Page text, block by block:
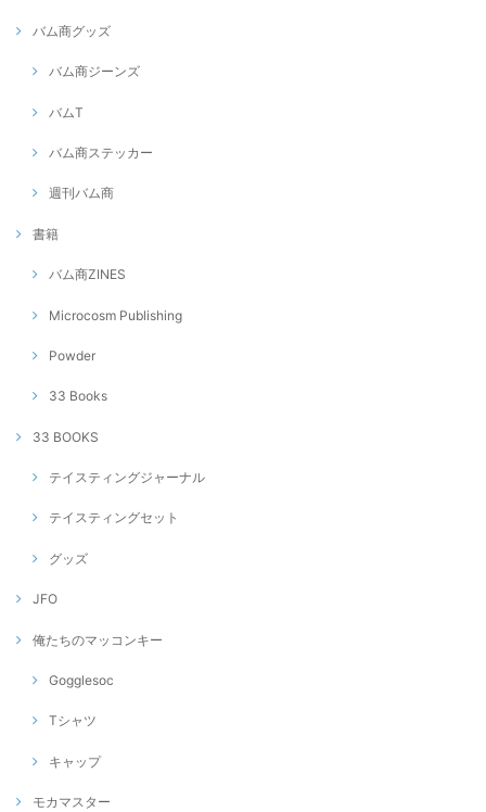
バム商グッズ
バム商ジーンズ
バムT
バム商ステッカー
週刊バム商
書籍
バム商ZINES
Microcosm Publishing
Powder
33 Books
33 BOOKS
テイスティングジャーナル
テイスティングセット
グッズ
JFO
俺たちのマッコンキー
Gogglesoc
Tシャツ
キャップ
モカマスター